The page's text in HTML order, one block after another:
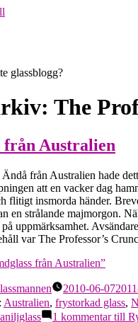
glassblogg?
The
från Australien
från Australien hade
att en vacker dag
flitigt insmorda händer.
en strålande majmorgon.
uppmärksamhet.
var The Professor’s
från Australien”
2010-06-07
Australien, frystorkad glass,
1 kommentartill